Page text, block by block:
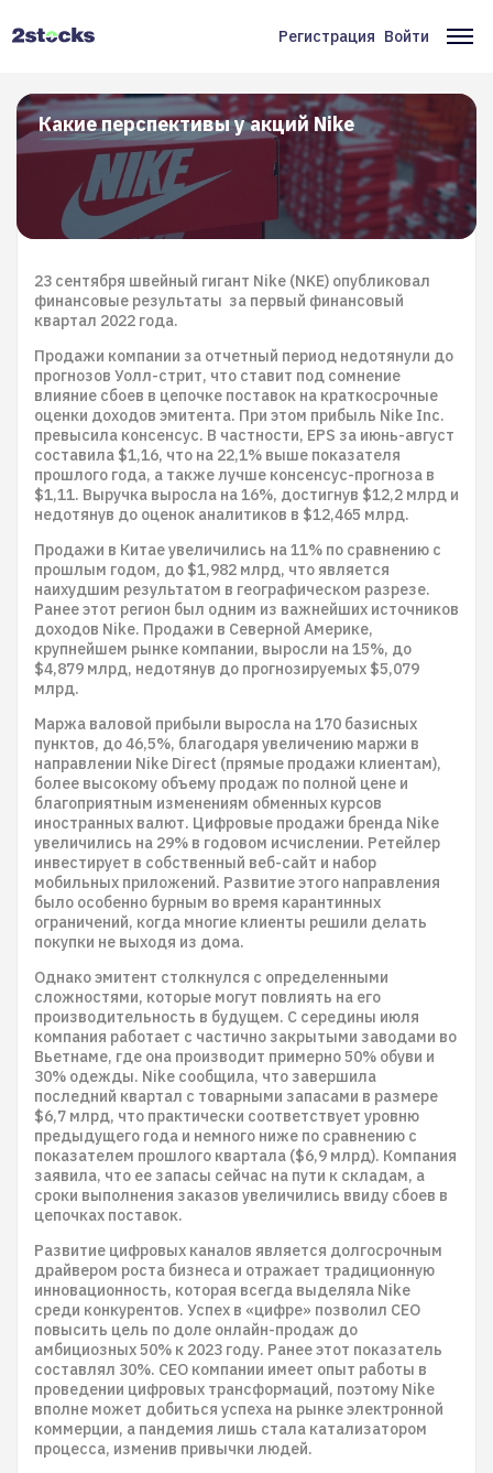
Меню
учётной
записи
пользователя
Регистрация Войти
Какие перспективы у акций Nike
23 сентября швейный гигант Nike (NKE) опубликовал
финансовые результаты за первый финансовый
квартал 2022 года.
Продажи компании за отчетный период недотянули до
прогнозов Уолл-стрит, что ставит под сомнение
влияние сбоев в цепочке поставок на краткосрочные
оценки доходов эмитента. При этом прибыль Nike Inc.
превысила консенсус. В частности, EPS за июнь-август
составила $1,16, что на 22,1% выше показателя
прошлого года, а также лучше консенсус-прогноза в
$1,11. Выручка выросла на 16%, достигнув $12,2 млрд и
недотянув до оценок аналитиков в $12,465 млрд.
Продажи в Китае увеличились на 11% по сравнению с
прошлым годом, до $1,982 млрд, что является
наихудшим результатом в географическом разрезе.
Ранее этот регион был одним из важнейших источников
доходов Nike. Продажи в Северной Америке,
крупнейшем рынке компании, выросли на 15%, до
$4,879 млрд, недотянув до прогнозируемых $5,079
млрд.
Маржа валовой прибыли выросла на 170 базисных
пунктов, до 46,5%, благодаря увеличению маржи в
направлении Nike Direct (прямые продажи клиентам),
более высокому объему продаж по полной цене и
благоприятным изменениям обменных курсов
иностранных валют. Цифровые продажи бренда Nike
увеличились на 29% в годовом исчислении. Ретейлер
инвестирует в собственный веб-сайт и набор
мобильных приложений. Развитие этого направления
было особенно бурным во время карантинных
ограничений, когда многие клиенты решили делать
покупки не выходя из дома.
Однако эмитент столкнулся с определенными
сложностями, которые могут повлиять на его
производительность в будущем. С середины июля
компания работает с частично закрытыми заводами во
Вьетнаме, где она производит примерно 50% обуви и
30% одежды. Nike сообщила, что завершила
последний квартал с товарными запасами в размере
$6,7 млрд, что практически соответствует уровню
предыдущего года и немного ниже по сравнению с
показателем прошлого квартала ($6,9 млрд). Компания
заявила, что ее запасы сейчас на пути к складам, а
сроки выполнения заказов увеличились ввиду сбоев в
цепочках поставок.
Развитие цифровых каналов является долгосрочным
драйвером роста бизнеса и отражает традиционную
инновационность, которая всегда выделяла Nike
среди конкурентов. Успех в «цифре» позволил CEO
повысить цель по доле онлайн-продаж до
амбициозных 50% к 2023 году. Ранее этот показатель
составлял 30%. CEO компании имеет опыт работы в
проведении цифровых трансформаций, поэтому Nike
вполне может добиться успеха на рынке электронной
коммерции, а пандемия лишь стала катализатором
процесса, изменив привычки людей.